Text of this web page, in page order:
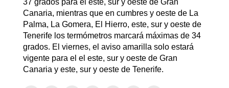
37 grados para el este, sur y oeste de Gran
Canaria, mientras que en cumbres y oeste de La
Palma, La Gomera, El Hierro, este, sur y oeste de
Tenerife los termómetros marcará máximas de 34
grados. El viernes, el aviso amarilla solo estará
vigente para el el este, sur y oeste de Gran
Canaria y este, sur y oeste de Tenerife.